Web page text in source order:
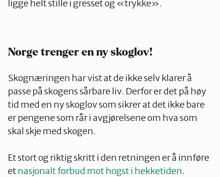
ligge helt stille i gresset og «trykke».
Norge trenger en ny skoglov!
Skognæringen har vist at de ikke selv klarer å
passe på skogens sårbare liv. Derfor er det på høy
tid med en ny skoglov som sikrer at det ikke bare
er pengene som rår i avgjørelsene om hva som
skal skje med skogen.
Et stort og riktig skritt i den retningen er å innføre
etnasjonalt forbud mot hogst i hekketiden.